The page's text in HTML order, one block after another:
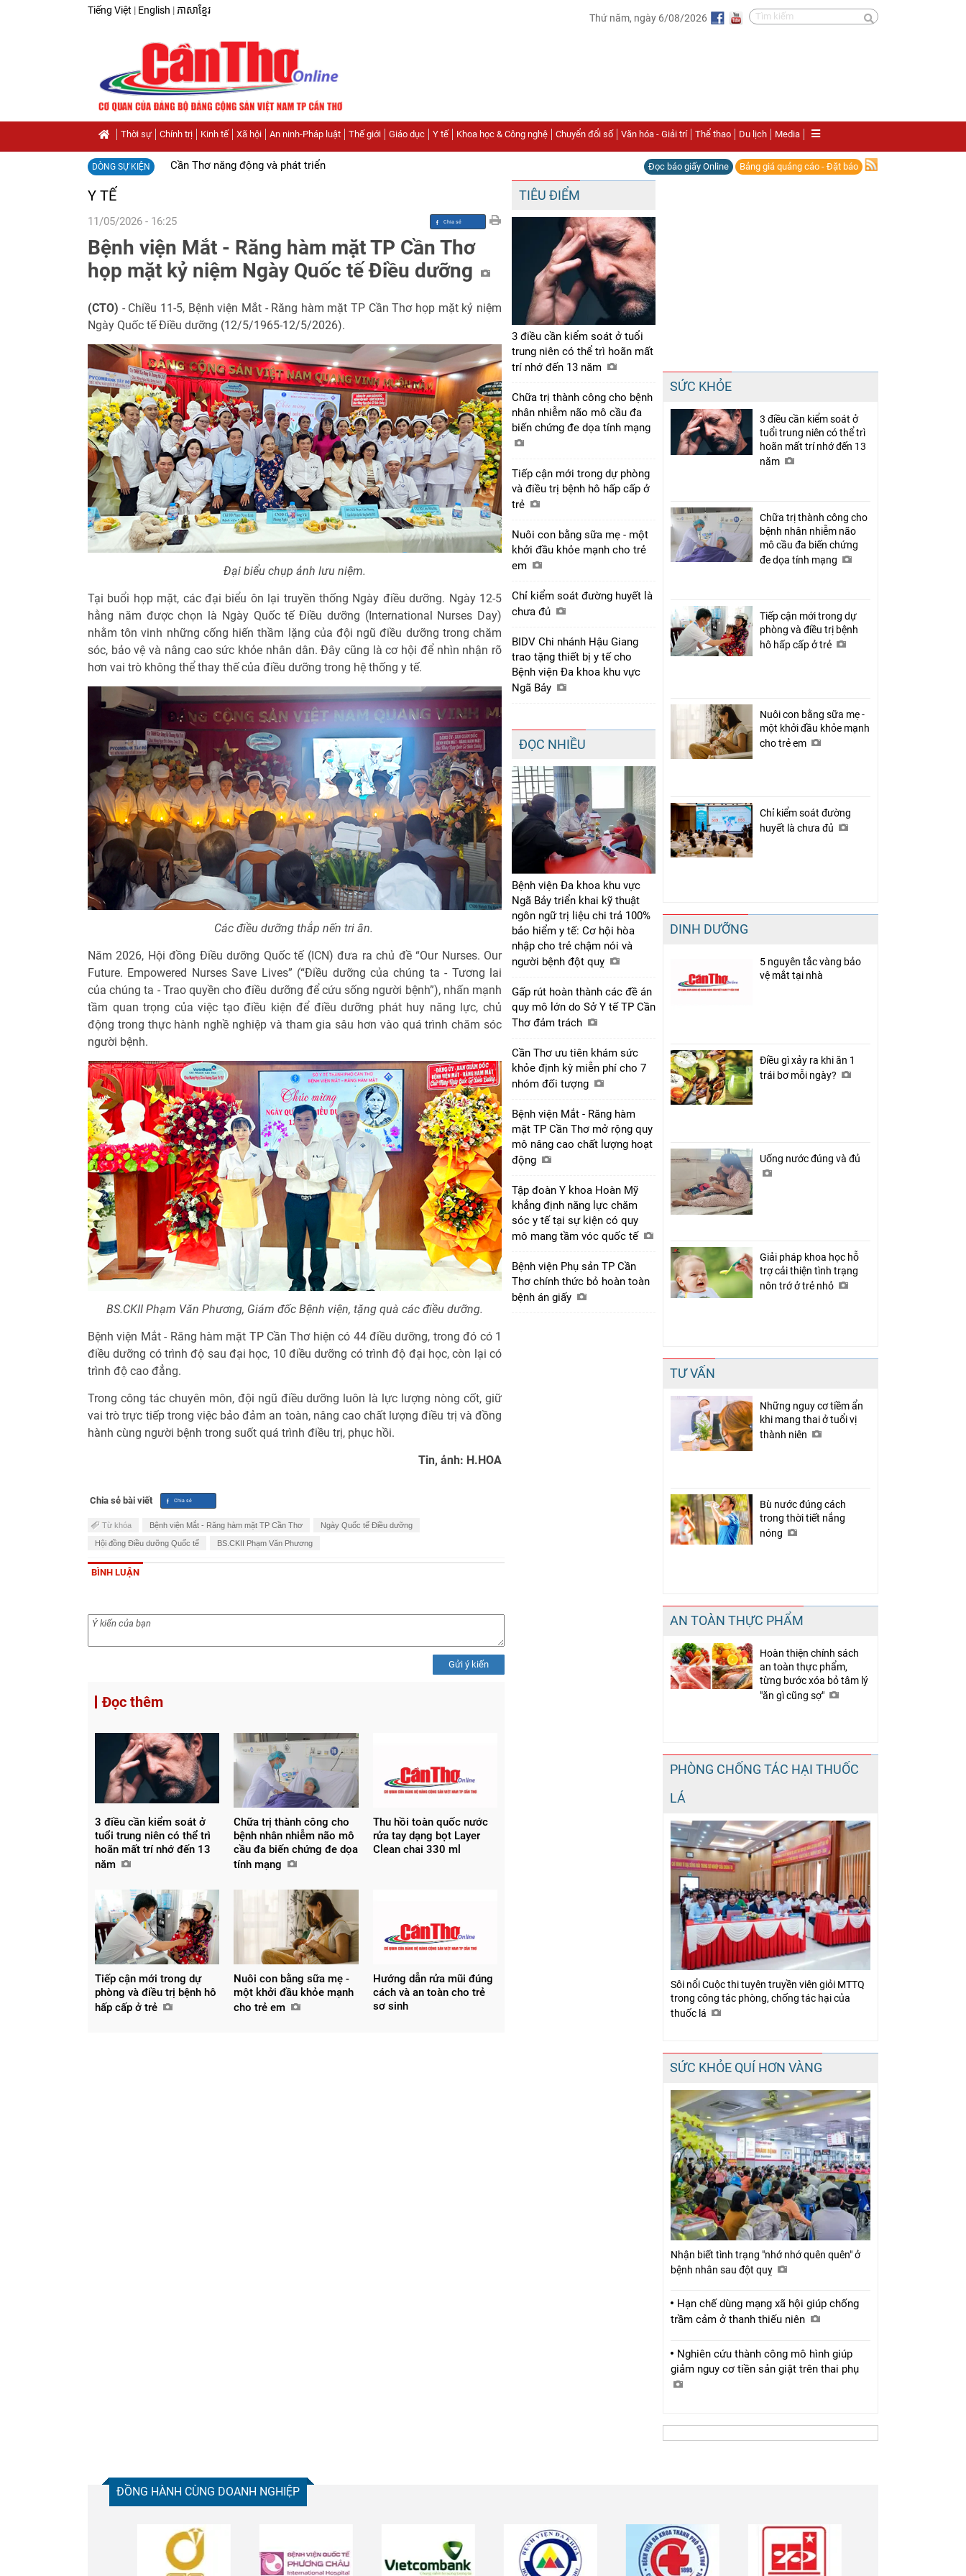
Tiếng Việt | English | ភាសាខ្មែរ
Thứ năm, ngày 6/08/2026
Thời sự Chính trị Kinh tế Xã hội An ninh-Pháp luật Thế giới Giáo dục Y tế Khoa học & Công nghệ Chuyển đổi số Văn hóa - Giải trí Thể thao Du lịch Media
DÒNG SỰ KIỆN Cần Thơ năng động và phát triển Đọc báo giấy Online Bảng giá quảng cáo - Đặt báo
Y TẾ
11/05/2026 - 16:25
Chia sẻ
Facebook
Bệnh viện Mắt - Răng hàm mặt TP Cần Thơ
họp mặt kỷ niệm Ngày Quốc tế Điều dưỡng
(CTO) - Chiều 11-5, Bệnh viện Mắt - Răng hàm mặt TP Cần Thơ họp mặt kỷ niệm
Ngày Quốc tế Điều dưỡng (12/5/1965-12/5/2026).
Đại biểu chụp ảnh lưu niệm.
Tại buổi họp mặt, các đại biểu ôn lại truyền thống Ngày điều dưỡng. Ngày 12-5
hằng năm được chọn là Ngày Quốc tế Điều dưỡng (International Nurses Day)
nhằm tôn vinh những cống hiến thầm lặng của đội ngũ điều dưỡng trong chăm
sóc, bảo vệ và nâng cao sức khỏe nhân dân. Đây cũng là cơ hội để nhìn nhận rõ
hơn vai trò không thể thay thế của điều dưỡng trong hệ thống y tế.
Các điều dưỡng thắp nến tri ân.
Năm 2026, Hội đồng Điều dưỡng Quốc tế (ICN) đưa ra chủ đề “Our Nurses. Our
Future. Empowered Nurses Save Lives” (“Điều dưỡng của chúng ta - Tương lai
của chúng ta - Trao quyền cho điều dưỡng để cứu sống người bệnh”), nhấn mạnh
tầm quan trọng của việc tạo điều kiện để điều dưỡng phát huy năng lực, chủ
động trong thực hành nghề nghiệp và tham gia sâu hơn vào quá trình chăm sóc
người bệnh.
BS.CKII Phạm Văn Phương, Giám đốc Bệnh viện, tặng quà các điều dưỡng.
Bệnh viện Mắt - Răng hàm mặt TP Cần Thơ hiện có 44 điều dưỡng, trong đó có 1
điều dưỡng có trình độ sau đại học, 10 điều dưỡng có trình độ đại học, còn lại có
trình độ cao đẳng.
Trong công tác chuyên môn, đội ngũ điều dưỡng luôn là lực lượng nòng cốt, giữ
vai trò trực tiếp trong việc bảo đảm an toàn, nâng cao chất lượng điều trị và đồng
hành cùng người bệnh trong suốt quá trình điều trị, phục hồi.
Tin, ảnh: H.HOA
Chia sẻ bài viết
Từ khóa Bệnh viện Mắt - Răng hàm mặt TP Cần Thơ Ngày Quốc tế Điều dưỡng
Hội đồng Điều dưỡng Quốc tế BS.CKII Phạm Văn Phương
BÌNH LUẬN
Gửi ý kiến
Đọc thêm
3 điều cần kiểm soát ở
tuổi trung niên có thể trì
hoãn mất trí nhớ đến 13
năm
Chữa trị thành công cho
bệnh nhân nhiễm não mô
cầu đa biến chứng đe dọa
tính mạng
Thu hồi toàn quốc nước
rửa tay dạng bọt Layer
Clean chai 330 ml
Tiếp cận mới trong dự
phòng và điều trị bệnh hô
hấp cấp ở trẻ
Nuôi con bằng sữa mẹ -
một khởi đầu khỏe mạnh
cho trẻ em
Hướng dẫn rửa mũi đúng
cách và an toàn cho trẻ
sơ sinh
TIÊU ĐIỂM
3 điều cần kiểm soát ở tuổi
trung niên có thể trì hoãn mất
trí nhớ đến 13 năm
Chữa trị thành công cho bệnh
nhân nhiễm não mô cầu đa
biến chứng đe dọa tính mạng
Tiếp cận mới trong dự phòng
và điều trị bệnh hô hấp cấp ở
trẻ
Nuôi con bằng sữa mẹ - một
khởi đầu khỏe mạnh cho trẻ
em
Chỉ kiểm soát đường huyết là
chưa đủ
BIDV Chi nhánh Hậu Giang
trao tặng thiết bị y tế cho
Bệnh viện Đa khoa khu vực
Ngã Bảy
ĐỌC NHIỀU
Bệnh viện Đa khoa khu vực
Ngã Bảy triển khai kỹ thuật
ngôn ngữ trị liệu chi trả 100%
bảo hiểm y tế: Cơ hội hòa
nhập cho trẻ chậm nói và
người bệnh đột quỵ
Gấp rút hoàn thành các đề án
quy mô lớn do Sở Y tế TP Cần
Thơ đảm trách
Cần Thơ ưu tiên khám sức
khỏe định kỳ miễn phí cho 7
nhóm đối tượng
Bệnh viện Mắt - Răng hàm
mặt TP Cần Thơ mở rộng quy
mô nâng cao chất lượng hoạt
động
Tập đoàn Y khoa Hoàn Mỹ
khẳng định năng lực chăm
sóc y tế tại sự kiện có quy
mô mang tầm vóc quốc tế
Bệnh viện Phụ sản TP Cần
Thơ chính thức bỏ hoàn toàn
bệnh án giấy
SỨC KHỎE
3 điều cần kiểm soát ở
tuổi trung niên có thể trì
hoãn mất trí nhớ đến 13
năm
Chữa trị thành công cho
bệnh nhân nhiễm não
mô cầu đa biến chứng
đe dọa tính mạng
Tiếp cận mới trong dự
phòng và điều trị bệnh
hô hấp cấp ở trẻ
Nuôi con bằng sữa mẹ -
một khởi đầu khỏe mạnh
cho trẻ em
Chỉ kiểm soát đường
huyết là chưa đủ
DINH DƯỠNG
5 nguyên tắc vàng bảo
vệ mắt tại nhà
Điều gì xảy ra khi ăn 1
trái bơ mỗi ngày?
Uống nước đúng và đủ
Giải pháp khoa học hỗ
trợ cải thiện tình trạng
nôn trớ ở trẻ nhỏ
TƯ VẤN
Những nguy cơ tiềm ẩn
khi mang thai ở tuổi vị
thành niên
Bù nước đúng cách
trong thời tiết nắng
nóng
AN TOÀN THỰC PHẨM
Hoàn thiện chính sách
an toàn thực phẩm,
từng bước xóa bỏ tâm lý
"ăn gì cũng sợ"
PHÒNG CHỐNG TÁC HẠI THUỐC
LÁ
Sôi nổi Cuộc thi tuyên truyền viên giỏi MTTQ
trong công tác phòng, chống tác hại của
thuốc lá
SỨC KHỎE QUÍ HƠN VÀNG
Nhận biết tình trạng "nhớ nhớ quên quên" ở
bệnh nhân sau đột quỵ
Hạn chế dùng mạng xã hội giúp chống
trầm cảm ở thanh thiếu niên
Nghiên cứu thành công mô hình giúp
giảm nguy cơ tiền sản giật trên thai phụ
ĐỒNG HÀNH CÙNG DOANH NGHIỆP